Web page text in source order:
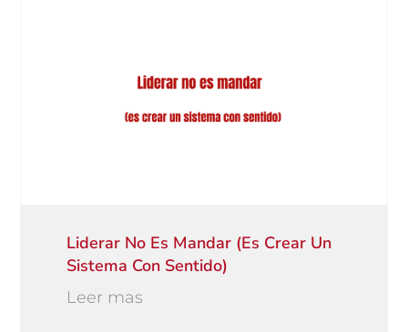
Liderar No Es Mandar (es Crear Un
Sistema Con Sentido)
Leer mas